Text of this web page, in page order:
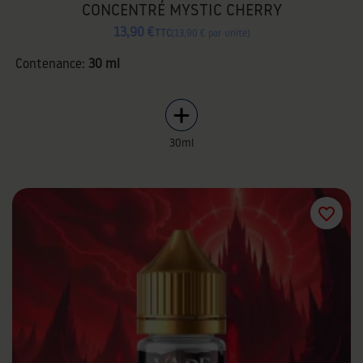
CONCENTRÉ MYSTIC CHERRY
13,90 € TTC 13,90 € par unité
Contenance: 30 ml
30ml
favorite_border